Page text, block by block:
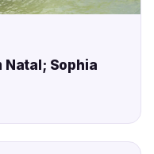
Natal; Sophia